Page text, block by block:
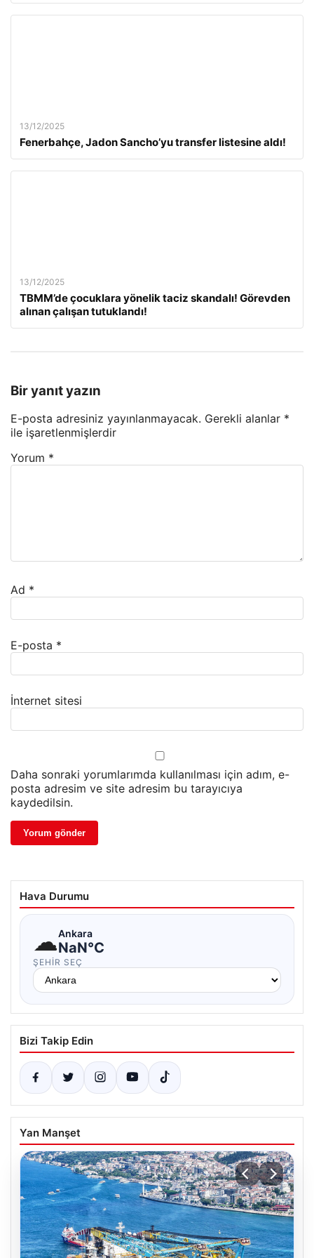
13/12/2025
Fenerbahçe, Jadon Sancho’yu transfer listesine aldı!
13/12/2025
TBMM’de çocuklara yönelik taciz skandalı! Görevden
alınan çalışan tutuklandı!
Bir yanıt yazın
E-posta adresiniz yayınlanmayacak. Gerekli alanlar *
ile işaretlenmişlerdir
Yorum *
Ad *
E-posta *
İnternet sitesi
Daha sonraki yorumlarımda kullanılması için adım, e-
posta adresim ve site adresim bu tarayıcıya
kaydedilsin.
Hava Durumu
☁Ankara
NaN°C
ŞEHIR SEÇ
Bizi Takip Edin
Yan Manşet